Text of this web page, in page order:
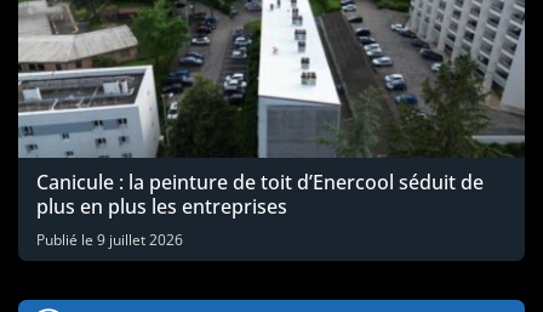
Canicule : la peinture de toit d’Enercool séduit de
plus en plus les entreprises
Publié le 9 juillet 2026